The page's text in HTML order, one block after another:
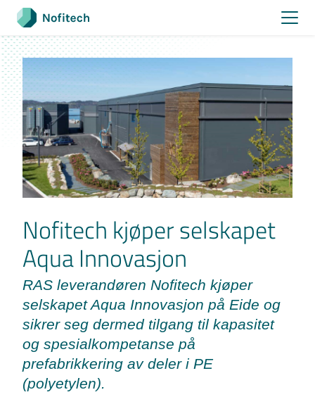
Skip
content
Nofitech kjøper selskapet
Aqua Innovasjon
RAS leverandøren Nofitech kjøper
selskapet Aqua Innovasjon på Eide og
sikrer seg dermed tilgang til kapasitet
og spesialkompetanse på
prefabrikkering av deler i PE
(polyetylen).